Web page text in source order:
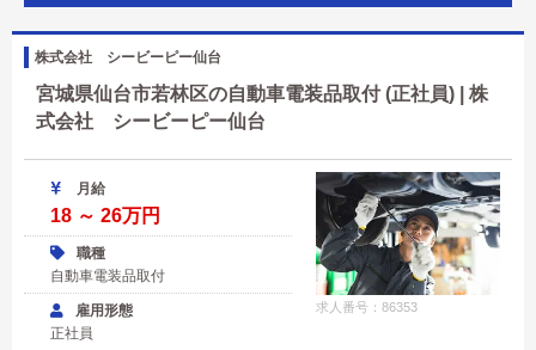
株式会社 シービーピー仙台
宮城県仙台市若林区の自動車電装品取付 (正社員) | 株
式会社 シービーピー仙台
求人番号：86353
月給
18 ～ 26万円
職種
自動車電装品取付
雇用形態
正社員